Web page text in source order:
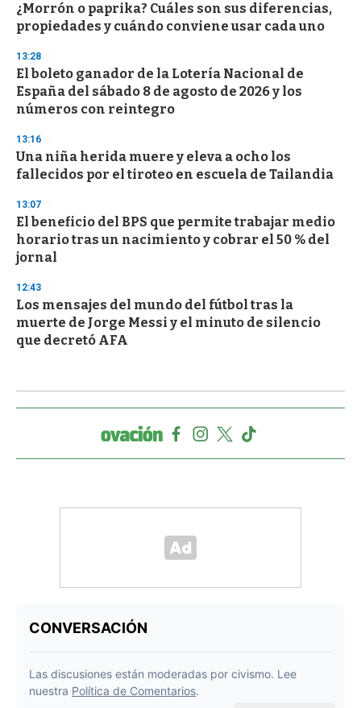
¿Morrón o paprika? Cuáles son sus diferencias,
propiedades y cuándo conviene usar cada uno
13:28
El boleto ganador de la Lotería Nacional de
España del sábado 8 de agosto de 2026 y los
números con reintegro
13:16
Una niña herida muere y eleva a ocho los
fallecidos por el tiroteo en escuela de Tailandia
13:07
El beneficio del BPS que permite trabajar medio
horario tras un nacimiento y cobrar el 50 % del
jornal
12:43
Los mensajes del mundo del fútbol tras la
muerte de Jorge Messi y el minuto de silencio
que decretó AFA